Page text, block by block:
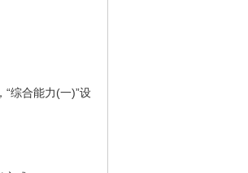
综合能力(一)”设